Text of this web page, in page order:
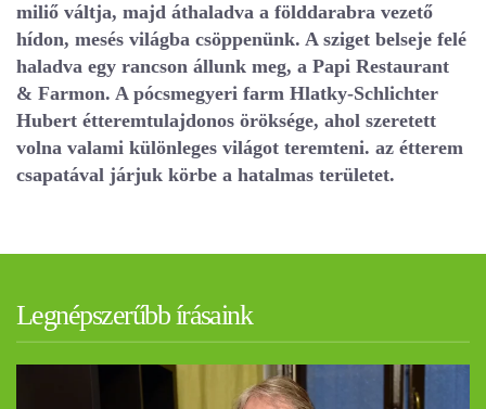
miliő váltja, majd áthaladva a földdarabra vezető
hídon, mesés világba csöppenünk. A sziget belseje felé
haladva egy rancson állunk meg, a Papi Restaurant
& Farmon. A pócsmegyeri farm Hlatky-Schlichter
Hubert étteremtulajdonos öröksége, ahol szeretett
volna valami különleges világot teremteni. az étterem
csapatával járjuk körbe a hatalmas területet.
Legnépszerűbb írásaink